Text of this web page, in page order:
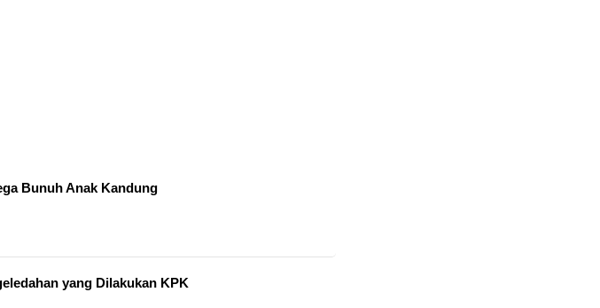
Bunuh Anak Kandung
yang Dilakukan KPK